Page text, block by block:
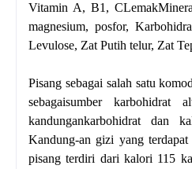
Vitamin A, B1,
magnesium, posfor,
Levulose, Zat Putih telur, Zat
Pisang sebagai salah satu
sebagaisumber karbohidrat
kandungankarbohidrat dan
Kandung-an gizi yang
pisang terdiri dari kalori 115